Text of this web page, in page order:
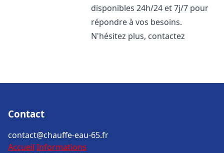
disponibles 24h/24 et 7j/7 pour
répondre à vos besoins.
N'hésitez plus, contactez
Contact
contact@chauffe-eau-65.fr
Accueil Informations